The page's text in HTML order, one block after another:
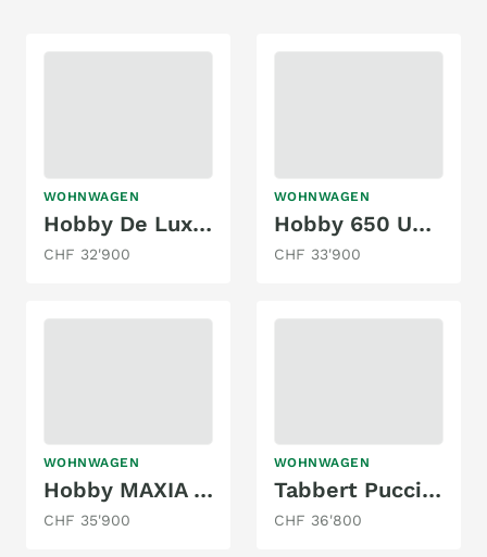
WOHNWAGEN
Hobby De Luxe 515 UHL
CHF 32'900
WOHNWAGEN
Hobby 650 UMFe Excellent Edition
CHF 33'900
WOHNWAGEN
Hobby MAXIA 660 WQM
CHF 35'900
WOHNWAGEN
Tabbert Puccini 550E
CHF 36'800